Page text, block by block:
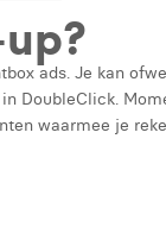
ads. Je kan
DoubleClick.
waarmee je